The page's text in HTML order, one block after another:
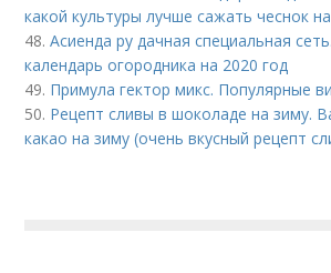
какой культуры лучше сажать чеснок
48.Асиенда ру дачная специальная
календарь огородника на 2020 год
49. Примула гектор микс. Популярные
50. Рецепт сливы в шоколаде на зиму.
какао на зиму (очень вкусный рецепт